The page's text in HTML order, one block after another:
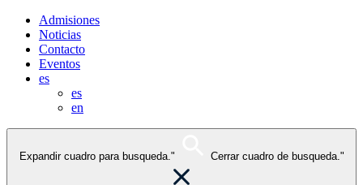
Admisiones
Noticias
Contacto
Eventos
es
es
en
Expandir cuadro para busqueda." Cerrar cuadro de busqueda."